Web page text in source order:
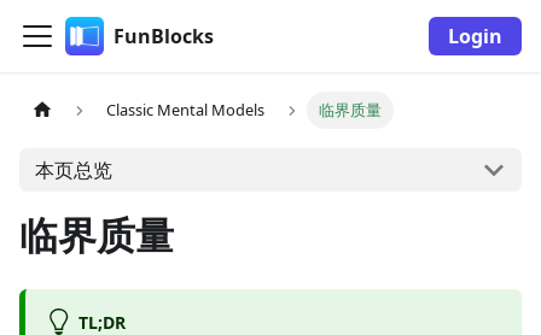
FunBlocks Login
Classic Mental Models 临界质量
本页总览
临界质量
TL;DR